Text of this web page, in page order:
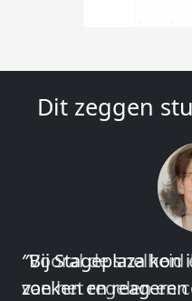
Dit zeggen
″Vooral de
van het regelen en